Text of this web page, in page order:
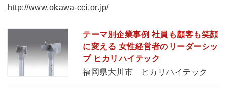
http://www.okawa-cci.or.jp/
テーマ別企業事例 社員も顧客も笑顔
に変える 女性経営者のリーダーシッ
プ ヒカリハイテック
福岡県大川市 ヒカリハイテック